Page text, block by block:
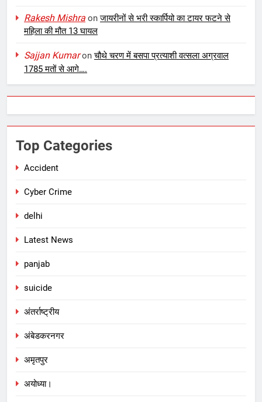
Rakesh Mishra onजायरीनों से भरी स्कार्पियो का टायर फटने से
महिला की मौत 13 घायल
Sajjan Kumaronचौथे चरण में बसपा प्रत्याशी वत्सला अग्रवाल
1785 मतों से आगे….
Top Categories
Accident
Cyber Crime
delhi
Latest News
panjab
suicide
अंतर्राष्ट्रीय
अंबेडकरनगर
अमृतपुर
अयोध्या।